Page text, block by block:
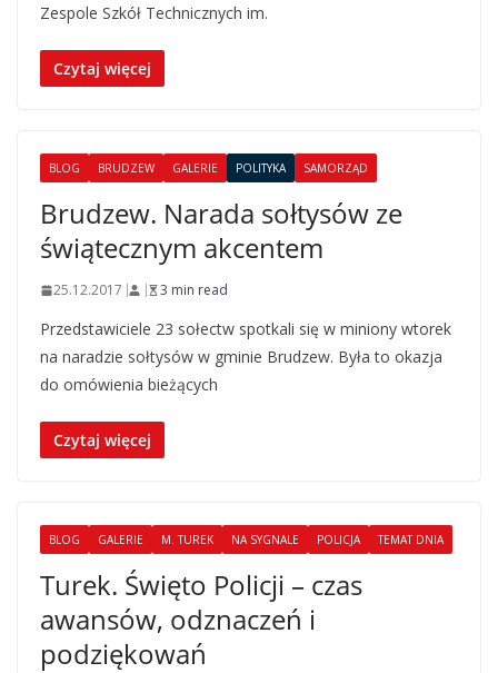
Zespole Szkół Technicznych im.
Czytaj więcej
BLOG BRUDZEW GALERIE POLITYKA SAMORZĄD
Brudzew. Narada sołtysów ze
świątecznym akcentem
25.12.2017 3 min read
Przedstawiciele 23 sołectw spotkali się w miniony wtorek
na naradzie sołtysów w gminie Brudzew. Była to okazja
do omówienia bieżących
Czytaj więcej
BLOG GALERIE M. TUREK NA SYGNALE POLICJA TEMAT DNIA
Turek. Święto Policji – czas
awansów, odznaczeń i
podziękowań